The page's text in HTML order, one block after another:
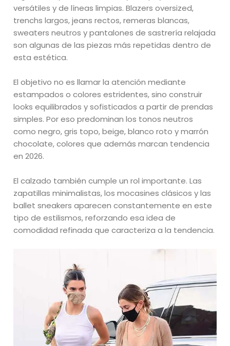
versátiles y de líneas limpias. Blazers oversized,
trenchs largos, jeans rectos, remeras blancas,
sweaters neutros y pantalones de sastrería relajada
son algunas de las piezas más repetidas dentro de
esta estética.
El objetivo no es llamar la atención mediante
estampados o colores estridentes, sino construir
looks equilibrados y sofisticados a partir de prendas
simples. Por eso predominan los tonos neutros
como negro, gris topo, beige, blanco roto y marrón
chocolate, colores que además marcan tendencia
en 2026.
El calzado también cumple un rol importante. Las
zapatillas minimalistas, los mocasines clásicos y las
ballet sneakers aparecen constantemente en este
tipo de estilismos, reforzando esa idea de
comodidad refinada que caracteriza a la tendencia.